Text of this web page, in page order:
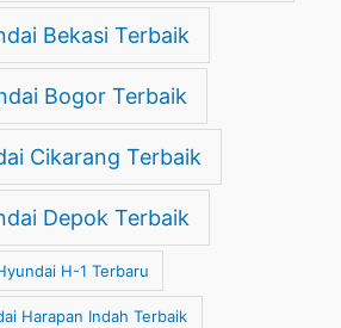
Bekasi Terbaik
Bogor Terbaik
Cikarang Terbaik
Depok Terbaik
H-1 Terbaru
Harapan Indah Terbaik